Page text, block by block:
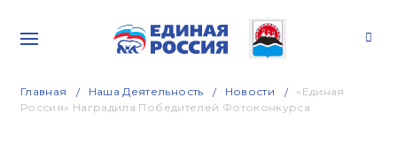
Главная Наша Деятельность Новости
«Единая
Россия» Наградила Победителей Фотоконкурса